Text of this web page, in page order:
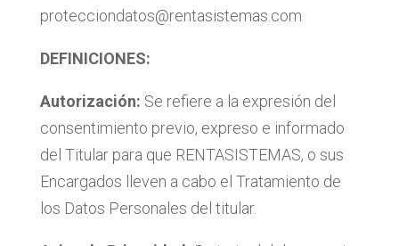
protecciondatos@rentasistemas.com
DEFINICIONES:
Autorización: Se refiere a la expresión del
consentimiento previo, expreso e informado
del Titular para que RENTASISTEMAS, o sus
Encargados lleven a cabo el Tratamiento de
los Datos Personales del titular.